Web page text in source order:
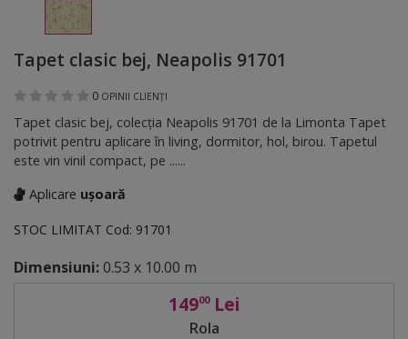
Tapet clasic bej, Neapolis 91701
0 OPINII CLIENȚI
Tapet clasic bej, colecţia Neapolis 91701 de la Limonta Tapet
potrivit pentru aplicare în living, dormitor, hol, birou. Tapetul
este vin vinil compact, pe ......
Aplicare ușoară
STOC LIMITAT Cod: 91701
Dimensiuni:0.53 x 10.00 m
14900Lei
Rola